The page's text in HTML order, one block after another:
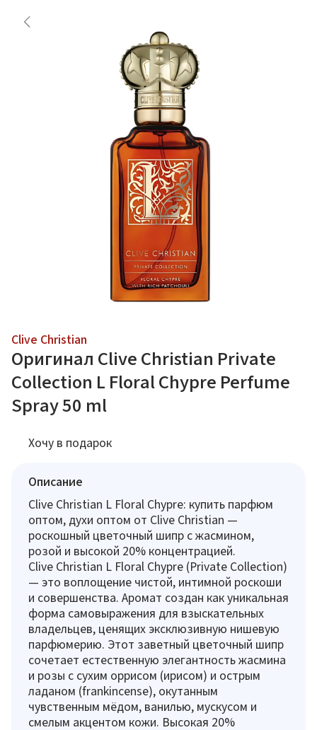
Clive Christian
Оригинал Clive Christian Private
Collection L Floral Chypre Perfume
Spray 50 ml
Хочу в подарок
Описание
Clive Christian L Floral Chypre: купить парфюм
оптом, духи оптом от Clive Christian —
роскошный цветочный шипр с жасмином,
розой и высокой 20% концентрацией.
Clive Christian L Floral Chypre (Private Collection)
— это воплощение чистой, интимной роскоши
и совершенства. Аромат создан как уникальная
форма самовыражения для взыскательных
владельцев, ценящих эксклюзивную нишевую
парфюмерию. Этот заветный цветочный шипр
сочетает естественную элегантность жасмина
и розы с сухим оррисом (ирисом) и острым
ладаном (frankincense), окутанным
чувственным мёдом, ванилью, мускусом и
смелым акцентом кожи. Высокая 20%